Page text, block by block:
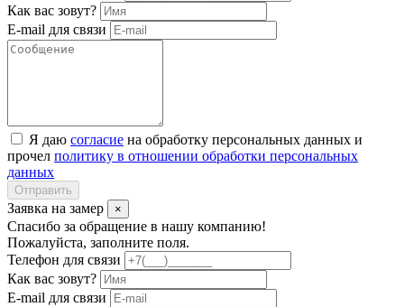
Как вас зовут?
E-mail для связи
Я даю согласие на обработку персональных данных и
прочел политику в отношении обработки персональных
данных
Отправить
Заявка на замер ×
Спасибо за обращение в нашу компанию!
Пожалуйста, заполните поля.
Телефон для связи
Как вас зовут?
E-mail для связи